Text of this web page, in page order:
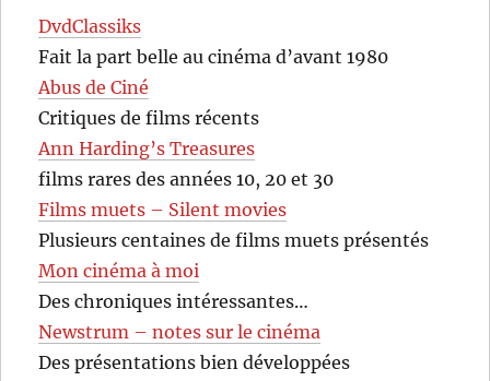
DvdClassiks
Fait la part belle au cinéma d’avant 1980
Abus de Ciné
Critiques de films récents
Ann Harding’s Treasures
films rares des années 10, 20 et 30
Films muets – Silent movies
Plusieurs centaines de films muets présentés
Mon cinéma à moi
Des chroniques intéressantes…
Newstrum – notes sur le cinéma
Des présentations bien développées